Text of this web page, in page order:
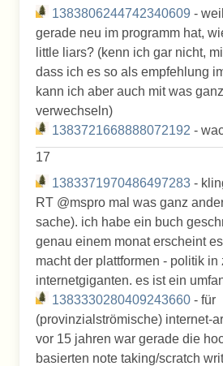
1383806244742340609 -
gerade neu im programm hat,
little liars? (kenn ich gar nicht,
dass ich es so als empfehlung
kann ich aber auch mit was
verwechseln)
1383721668888072192 -
17
1383371970486497283 -
RT @mspro mal was ganz
sache). ich habe ein buch
genau einem monat erscheint
macht der plattformen - politik in
internetgiganten. es ist ein
1383330280409243660 - für
(provinzialströmische) internet-
vor 15 jahren war gerade die
basierten note taking/scratch